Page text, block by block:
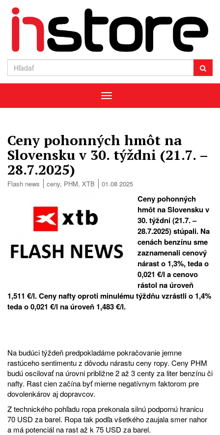
Menu
Ceny pohonných hmôt na
Slovensku v 30. týždni (21.7. –
28.7.2025)
Flash news ceny, PHM, XTB 01.08 2025
Ceny pohonných
hmôt na Slovensku v
30. týždni (21.7. –
28.7.2025) stúpali. Na
cenách benzínu sme
zaznamenali cenový
nárast o 1,3%, teda o
0,021 €/l a cenovo
rástol na úroveň
1,511 €/l. Ceny nafty oproti minulému týždňu vzrástli o 1,4%
teda o 0,021 €/l na úroveň 1,483 €/l.
Na budúci týždeň predpokladáme pokračovanie jemne
rastúceho sentimentu z dôvodu nárastu ceny ropy. Ceny PHM
budú oscilovať na úrovni približne 2 až 3 centy za liter benzínu či
nafty. Rast cien začína byť mierne negatívnym faktorom pre
dovolenkárov aj dopravcov.
Z technického pohľadu ropa prekonala silnú podpornú hranicu
70 USD za barel. Ropa tak podľa všetkého zaujala smer nahor
a má potenciál na rast až k 75 USD za barel.